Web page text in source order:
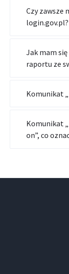
Czy zawsze
login.gov.pl?
Jak mam
raportu ze
Komunikat
Komunikat
on”, co